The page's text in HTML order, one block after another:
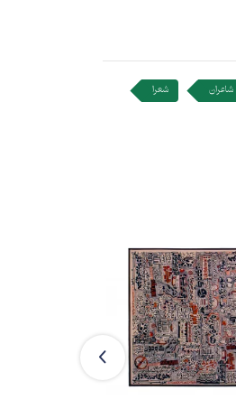
شاعران
شعرا